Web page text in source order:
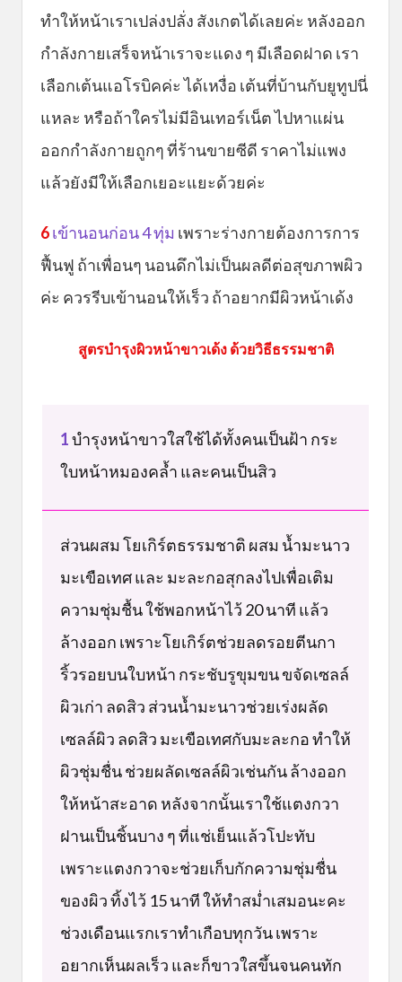
ทำให้หน้าเราเปล่งปลั่ง สังเกตได้เลยค่ะ หลังออก
กำลังกายเสร็จหน้าเราจะแดง ๆ มีเลือดฝาด เรา
เลือกเต้นแอโรบิคค่ะ ได้เหงื่อ เต้นที่บ้านกับยูทูปนี่
แหละ หรือถ้าใครไม่มีอินเทอร์เน็ต ไปหาแผ่น
ออกกำลังกายถูกๆ ที่ร้านขายซีดี ราคาไม่แพง
แล้วยังมีให้เลือกเยอะแยะด้วยค่ะ
6เข้านอนก่อน 4 ทุ่ม เพราะร่างกายต้องการการ
ฟื้นฟู ถ้าเพื่อนๆ นอนดึกไม่เป็นผลดีต่อสุขภาพผิว
ค่ะ ควรรีบเข้านอนให้เร็ว ถ้าอยากมีผิวหน้าเด้ง
สูตรบำรุงผิวหน้าขาวเด้ง ด้วยวิธีธรรมชาติ
1บำรุงหน้าขาวใสใช้ได้ทั้งคนเป็นฝ้า กระ
ใบหน้าหมองคล้ำ และคนเป็นสิว
ส่วนผสม โยเกิร์ตธรรมชาติ ผสม น้ำมะนาว
มะเขือเทศ และ มะละกอสุกลงไปเพื่อเติม
ความชุ่มชื้น ใช้พอกหน้าไว้ 20 นาที แล้ว
ล้างออก เพราะโยเกิร์ตช่วยลดรอยตีนกา
ริ้วรอยบนใบหน้า กระชับรูขุมขน ขจัดเซลล์
ผิวเก่า ลดสิว ส่วนน้ำมะนาวช่วยเร่งผลัด
เซลล์ผิว ลดสิว มะเขือเทศกับมะละกอ ทำให้
ผิวชุ่มชื่น ช่วยผลัดเซลล์ผิวเช่นกัน ล้างออก
ให้หน้าสะอาด หลังจากนั้นเราใช้แตงกวา
ฝานเป็นชิ้นบาง ๆ ที่แช่เย็นแล้วโปะทับ
เพราะแตงกวาจะช่วยเก็บกักความชุ่มชื่น
ของผิว ทิ้งไว้ 15 นาที ให้ทำสม่ำเสมอนะคะ
ช่วงเดือนแรกเราทำเกือบทุกวัน เพราะ
อยากเห็นผลเร็ว และก็ขาวใสขึ้นจนคนทัก